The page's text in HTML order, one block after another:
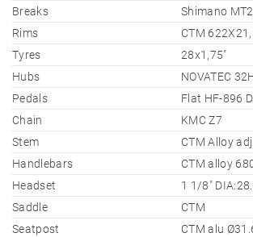
Breaks
Shimano
Rims
CTM
Tyres
28x1,75"
Hubs
NOVATEC
Pedals
Flat HF-896
Chain
KMC Z7
Stem
CTM Alloy
Handlebars
CTM alloy
Headset
1 1/8"
Saddle
CTM
Seatpost
CTM alu